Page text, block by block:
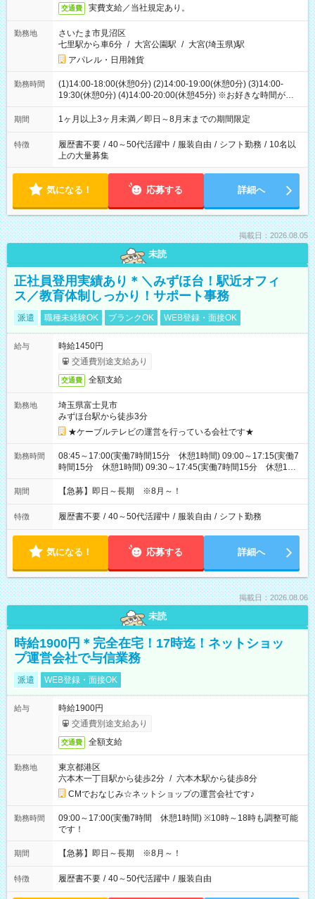
交通費 実費支給／当社規定あり。
勤務地
さいたま市見沼区
七里駅から車6分 / 大宮公園駅 / 大宮(埼玉県)駅
アパレル・日用雑貨
勤務時間
(1)14:00-18:00(休憩0分) (2)14:00-19:00(休憩0分) (3)14:00-
19:30(休憩0分) (4)14:00-20:00(休憩45分) ※お好きな時間が選べ
ます
期間 1ヶ月以上3ヶ月未満／即日～8月末までの期間限定
特徴 履歴書不要 / 40～50代活躍中 / 服装自由 / シフト勤務 / 10名以
上の大量募集
気になる！ 応募する 詳細へ
掲載日：2026.08.05
未読
正社員登用実績あり＊＼みずほ台！駅近オフィ
ス／教育体制しっかり！サポート事務
派遣 職種未経験OK ブランクOK WEB登録・面接OK
給与
時給1450円
交通費別途支給あり
交通費 全額支給
勤務地
埼玉県富士見市
みずほ台駅から徒歩3分
★ケーブルテレビの運営を行っている会社です★
勤務時間
08:45～17:00(実働7時間15分 休憩1時間) 09:00～17:15(実働7
時間15分 休憩1時間) 09:30～17:45(実働7時間15分 休憩1時
間) ※11:45～20:00：週1回程度遅番あります(在宅勤務OK) ※配
属チームにより
期間 【急募】即日～長期 ※8月～！
特徴 履歴書不要 / 40～50代活躍中 / 服装自由 / シフト勤務
気になる！ 応募する 詳細へ
掲載日：2026.08.06
未読
時給1900円＊完全在宅！17時迄！ネットショッ
プ運営会社で与信業務
派遣 WEB登録・面接OK
給与
時給1900円
交通費別途支給あり
交通費 全額支給
勤務地
東京都港区
六本木一丁目駅から徒歩2分 / 六本木駅から徒歩8分
CMでおなじみ☆ネットショップの運営会社です♪
勤務時間
09:00～17:00(実働7時間 休憩1時間) ※10時～18時も調整可能
です！
期間 【急募】即日～長期 ※8月～！
特徴 履歴書不要 / 40～50代活躍中 / 服装自由